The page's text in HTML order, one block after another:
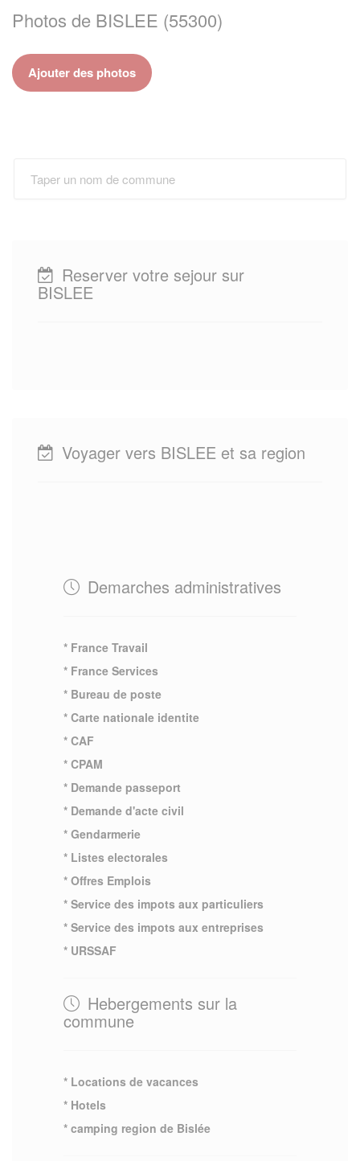
Photos de BISLEE (55300)
Ajouter des photos
Reserver votre sejour sur
BISLEE
Voyager vers BISLEE et sa region
Demarches administratives
* France Travail
* France Services
* Bureau de poste
* Carte nationale identite
* CAF
* CPAM
* Demande passeport
* Demande d'acte civil
* Gendarmerie
* Listes electorales
* Offres Emplois
* Service des impots aux particuliers
* Service des impots aux entreprises
* URSSAF
Hebergements sur la
commune
* Locations de vacances
* Hotels
* camping region de Bislée